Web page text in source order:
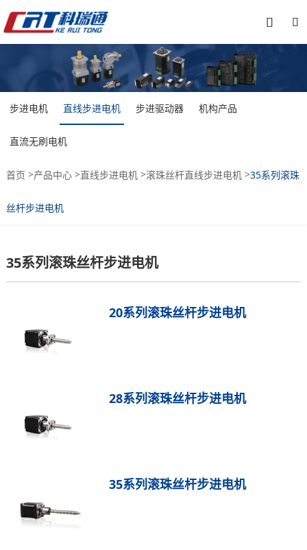


步进电机 直线步进电机 步进驱动器 机构产品
直流无刷电机
首页 >产品中心>直线步进电机>滚珠丝杆直线步进电机>35系列滚珠
丝杆步进电机
35系列滚珠丝杆步进电机
20系列滚珠丝杆步进电机
28系列滚珠丝杆步进电机
35系列滚珠丝杆步进电机